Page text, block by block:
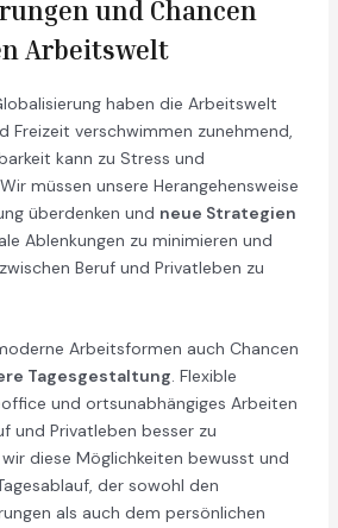
und Chancen
Arbeitswelt
haben die Arbeitswelt
Freizeit verschwimmen zunehmend,
kann zu Stress und
müssen unsere Herangehensweise
überdenken und neue Strategien
Ablenkungen zu minimieren und
zwischen Beruf und Privatleben zu
Arbeitsformen auch Chancen
Tagesgestaltung. Flexible
und ortsunabhängiges Arbeiten
und Privatleben besser zu
diese Möglichkeiten bewusst und
der sowohl den
als auch dem persönlichen